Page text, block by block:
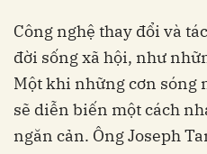
Công nghệ thay đổi và
đời sống xã hội, như
Một khi những cơn sóng
sẽ diễn biến một cách
ngăn cản. Ông Joseph